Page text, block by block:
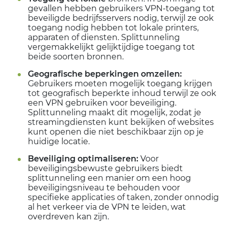
gevallen hebben gebruikers VPN-toegang tot
beveiligde bedrijfsservers nodig, terwijl ze ook
toegang nodig hebben tot lokale printers,
apparaten of diensten. Splittunneling
vergemakkelijkt gelijktijdige toegang tot
beide soorten bronnen.
Geografische beperkingen omzeilen:
Gebruikers moeten mogelijk toegang krijgen
tot geografisch beperkte inhoud terwijl ze ook
een VPN gebruiken voor beveiliging.
Splittunneling maakt dit mogelijk, zodat je
streamingdiensten kunt bekijken of websites
kunt openen die niet beschikbaar zijn op je
huidige locatie.
Beveiliging optimaliseren: Voor
beveiligingsbewuste gebruikers biedt
splittunneling een manier om een hoog
beveiligingsniveau te behouden voor
specifieke applicaties of taken, zonder onnodig
al het verkeer via de VPN te leiden, wat
overdreven kan zijn.